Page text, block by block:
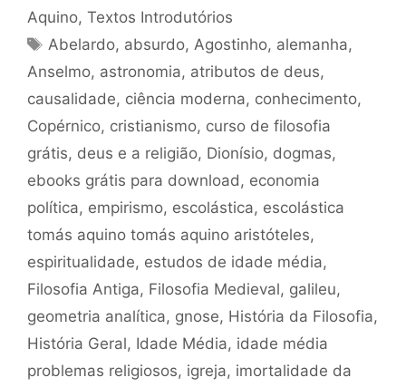
Aquino, Textos Introdutórios
Tags
Abelardo, absurdo, Agostinho, alemanha,
Anselmo, astronomia, atributos de deus,
causalidade, ciência moderna, conhecimento,
Copérnico, cristianismo, curso de filosofia
grátis, deus e a religião, Dionísio, dogmas,
ebooks grátis para download , economia
política, empirismo, escolástica, escolástica
tomás aquino tomás aquino aristóteles,
espiritualidade, estudos de idade média,
Filosofia Antiga, Filosofia Medieval, galileu,
geometria analítica, gnose, História da Filosofia,
História Geral, Idade Média, idade média
problemas religiosos, igreja, imortalidade da